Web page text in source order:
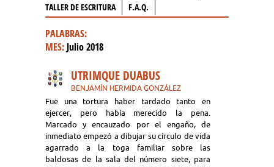
TALLER DE ESCRITURA
F.A.Q.
PALABRAS:
MES: Julio 2018
UTRIMQUE DUABUS
BENJAMÍN HERMIDA GONZÁLEZ
Fue una tortura haber tardado tanto en
ejercer, pero había merecido la pena.
Marcado y encauzado por el engaño, de
inmediato empezó a dibujar su círculo de vida
agarrado a la toga familiar sobre las
baldosas de la sala del número siete, para